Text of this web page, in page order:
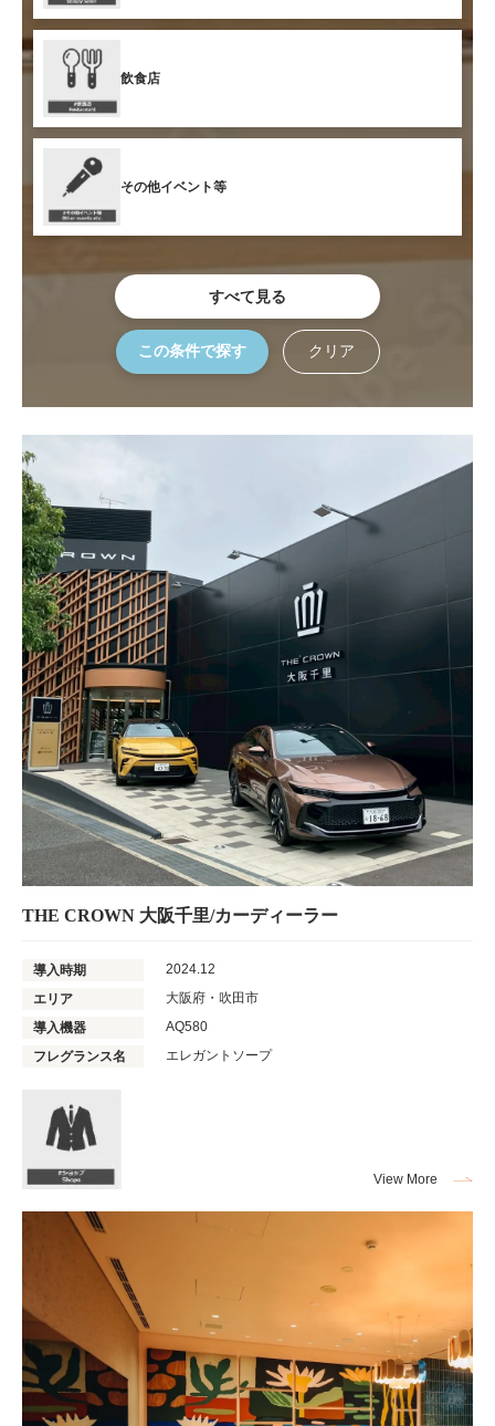
飲食店
その他イベント等
すべて見る
THE CROWN 大阪千里/カーディーラー
導入時期
2024.12
エリア
大阪府・吹田市
導入機器
AQ580
フレグランス名
エレガントソープ
View More